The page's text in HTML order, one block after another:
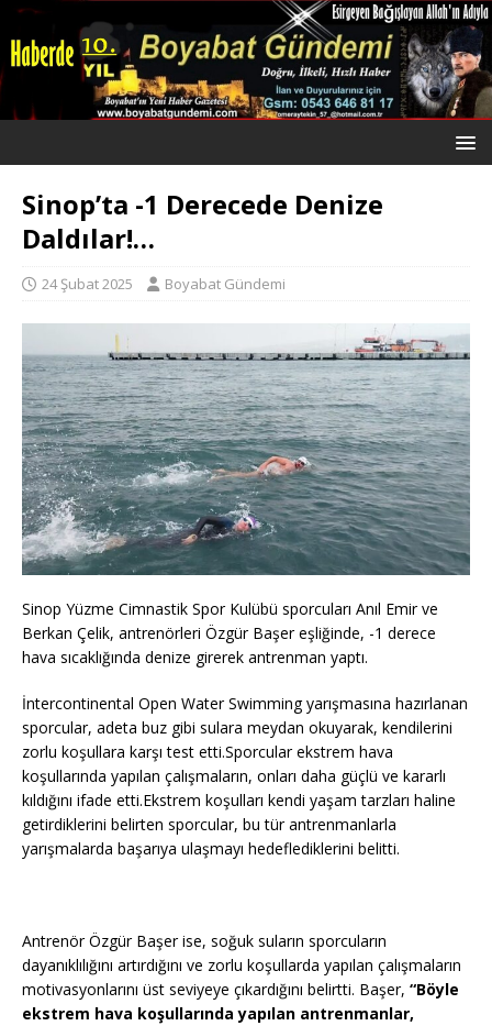
Sinop’ta -1 Derecede Denize
Daldılar!…
24 Şubat 2025 Boyabat Gündemi
Sinop Yüzme Cimnastik Spor Kulübü sporcuları Anıl Emir ve
Berkan Çelik, antrenörleri Özgür Başer eşliğinde, -1 derece
hava sıcaklığında denize girerek antrenman yaptı.
İntercontinental Open Water Swimming yarışmasına hazırlanan
sporcular, adeta buz gibi sulara meydan okuyarak, kendilerini
zorlu koşullara karşı test etti.Sporcular ekstrem hava
koşullarında yapılan çalışmaların, onları daha güçlü ve kararlı
kıldığını ifade etti.Ekstrem koşulları kendi yaşam tarzları haline
getirdiklerini belirten sporcular, bu tür antrenmanlarla
yarışmalarda başarıya ulaşmayı hedeflediklerini belitti.
Antrenör Özgür Başer ise, soğuk suların sporcuların
dayanıklılığını artırdığını ve zorlu koşullarda yapılan çalışmaların
motivasyonlarını üst seviyeye çıkardığını belirtti. Başer, “Böyle
ekstrem hava koşullarında yapılan antrenmanlar,